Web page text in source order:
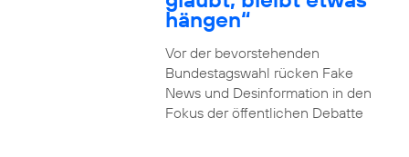
hängen“
Vor der bevorstehenden
Bundestagswahl rücken Fake
News und Desinformation in den
Fokus der öffentlichen Debatte